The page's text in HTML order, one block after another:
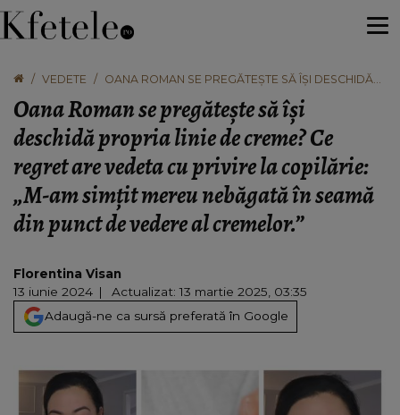
VEDETE
OANA ROMAN SE PREGĂTEȘTE SĂ ÎȘI DESCHIDĂ
VEDETA CU PRIVIRE LA COPILĂRIE: „M-AM SIMȚIT
MEREU NEBĂGATĂ ÎN SEAMĂ DIN PUNCT DE
VEDERE AL CREMELOR.”
Oana Roman se pregătește să își
deschidă propria linie de creme? Ce
regret are vedeta cu privire la copilărie:
„M-am simțit mereu nebăgată în seamă
din punct de vedere al cremelor.”
Florentina Visan
13 iunie 2024
Actualizat: 13 martie 2025, 03:35
Adaugă-ne ca sursă preferată în Google